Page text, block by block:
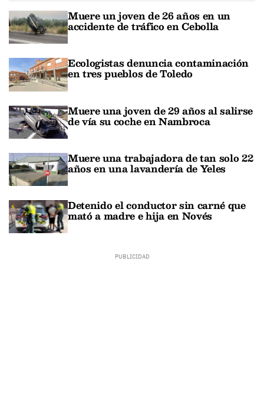
Muere un joven de 26 años en un
accidente de tráfico en Cebolla
Ecologistas denuncia contaminación
en tres pueblos de Toledo
Muere una joven de 29 años al salirse
de vía su coche en Nambroca
Muere una trabajadora de tan solo 22
años en una lavandería de Yeles
Detenido el conductor sin carné que
mató a madre e hija en Novés